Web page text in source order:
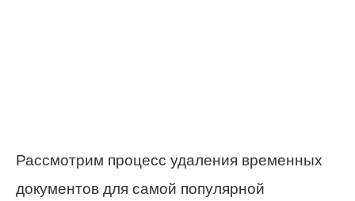
Рассмотрим процесс удаления временных
документов для самой популярной